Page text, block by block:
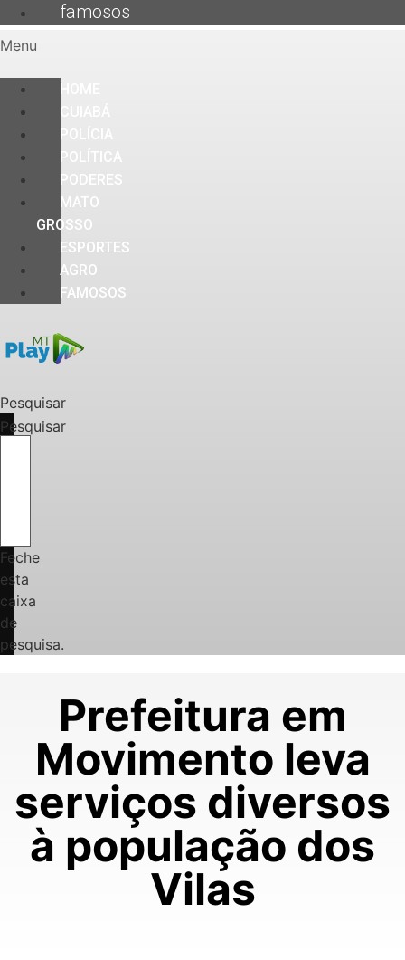
famosos
Menu
PODERES
MATO
GROSSO
ESPORTES
AGRO
FAMOSOS
Pesquisar
Pesquisar
Feche
esta
caixa
de
pesquisa.
Prefeitura em
Movimento leva
serviços diversos
à população dos
Vilas